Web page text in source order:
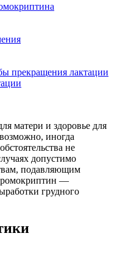
прекращения лактации
матери и здоровье для
иногда
не
допустимо
подавляющим
—
грудного